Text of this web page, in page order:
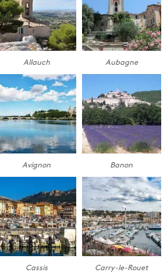
Allauch Aubagne
Avignon Banon
Cassis Carry-le-Rouet